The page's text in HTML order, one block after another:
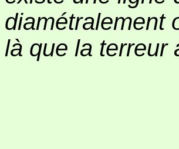
diamétralement
là que la terreur